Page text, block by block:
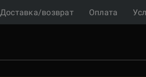
Доставка/возврат Оплата